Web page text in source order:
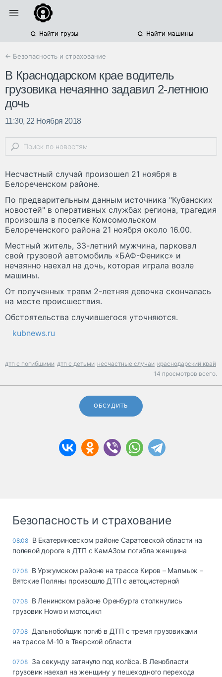
Найти грузы Найти машины
← Безопасность и страхование
В Краснодарском крае водитель
грузовика нечаянно задавил 2-летнюю
дочь
11:30, 22 Ноября 2018
Несчастный случай произошел 21 ноября в
Белореченском районе.
По предварительным данным источника "Кубанских
новостей" в оперативных службах региона, трагедия
произошла в поселке Комсомольском
Белореченского района 21 ноября около 16.00.
Местный житель, 33-летний мужчина, парковал
свой грузовой автомобиль «БАФ-Феникс» и
нечаянно наехал на дочь, которая играла возле
машины.
От полученных травм 2-летняя девочка скончалась
на месте происшествия.
Обстоятельства случившегося уточняются.
kubnews.ru
дтп с погибшими дтп с детьми несчастные случаи краснодарский край
14 просмотров всего.
ОБСУДИТЬ
Безопасность и страхование
08:08 В Екатериновском районе Саратовской области на
полевой дороге в ДТП с КамАЗом погибла женщина
07.08 В Уржумском районе на трассе Киров – Малмыж –
Вятские Поляны произошло ДТП с автоцистерной
07.08 В Ленинском районе Оренбурга столкнулись
грузовик Howo и мотоцикл
07.08 Дальнобойщик погиб в ДТП с тремя грузовиками
на трассе М-10 в Тверской области
07.08 За секунду затянуло под колёса. В Ленобласти
грузовик наехал на женщину у пешеходного перехода